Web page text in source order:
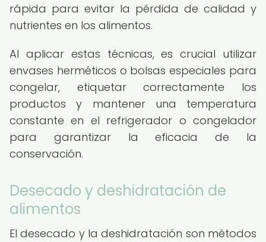
rápida para evitar la pérdida de calidad y
nutrientes en los alimentos.
Al aplicar estas técnicas, es crucial utilizar
envases herméticos o bolsas especiales para
congelar, etiquetar correctamente los
productos y mantener una temperatura
constante en el refrigerador o congelador
para garantizar la eficacia de la
conservación.
Desecado y deshidratación de
alimentos
El desecado y la deshidratación son métodos